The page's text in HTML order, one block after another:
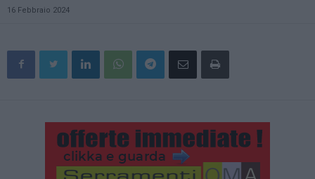
16 Febbraio 2024